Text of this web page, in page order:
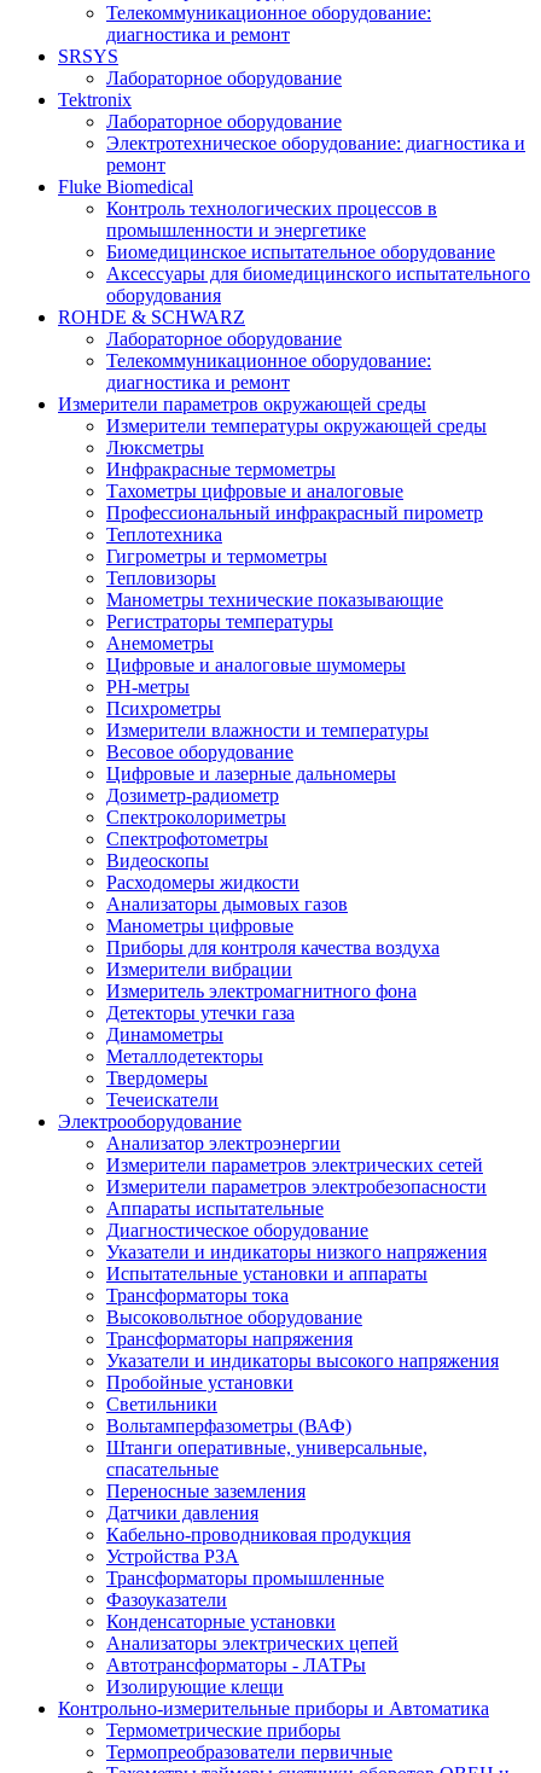
Телекоммуникационное оборудование:
диагностика и ремонт
SRSYS
Лабораторное оборудование
Tektronix
Лабораторное оборудование
Электротехническое оборудование: диагностика и
ремонт
Fluke Biomedical
Контроль технологических процессов в
промышленности и энергетике
Биомедицинское испытательное оборудование
Аксессуары для биомедицинского испытательного
оборудования
ROHDE & SCHWARZ
Лабораторное оборудование
Телекоммуникационное оборудование:
диагностика и ремонт
Измерители параметров окружающей среды
Измерители температуры окружающей среды
Люксметры
Инфракрасные термометры
Тахометры цифровые и аналоговые
Профессиональный инфракрасный пирометр
Теплотехника
Гигрометры и термометры
Тепловизоры
Манометры технические показывающие
Регистраторы температуры
Анемометры
Цифровые и аналоговые шумомеры
PH-метры
Психрометры
Измерители влажности и температуры
Весовое оборудование
Цифровые и лазерные дальномеры
Дозиметр-радиометр
Спектроколориметры
Спектрофотометры
Видеоскопы
Расходомеры жидкости
Анализаторы дымовых газов
Манометры цифровые
Приборы для контроля качества воздуха
Измерители вибрации
Измеритель электромагнитного фона
Детекторы утечки газа
Динамометры
Металлодетекторы
Твердомеры
Течеискатели
Электрооборудование
Анализатор электроэнергии
Измерители параметров электрических сетей
Измерители параметров электробезопасности
Аппараты испытательные
Диагностическое оборудование
Указатели и индикаторы низкого напряжения
Испытательные установки и аппараты
Трансформаторы тока
Высоковольтное оборудование
Трансформаторы напряжения
Указатели и индикаторы высокого напряжения
Пробойные установки
Светильники
Вольтамперфазометры (ВАФ)
Штанги оперативные, универсальные,
спасательные
Переносные заземления
Датчики давления
Кабельно-проводниковая продукция
Устройства РЗА
Трансформаторы промышленные
Фазоуказатели
Конденсаторные установки
Анализаторы электрических цепей
Автотрансформаторы - ЛАТРы
Изолирующие клещи
Контрольно-измерительные приборы и Автоматика
Термометрические приборы
Термопреобразователи первичные